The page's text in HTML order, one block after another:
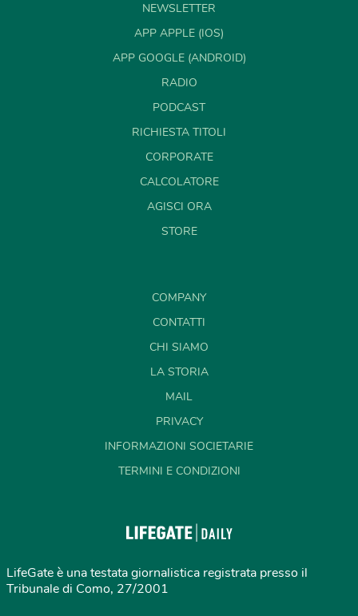
NEWSLETTER
APP APPLE (IOS)
APP GOOGLE (ANDROID)
RADIO
PODCAST
RICHIESTA TITOLI
CORPORATE
CALCOLATORE
AGISCI ORA
STORE
COMPANY
CONTATTI
CHI SIAMO
LA STORIA
MAIL
PRIVACY
INFORMAZIONI SOCIETARIE
TERMINI E CONDIZIONI
LifeGate è una testata giornalistica registrata presso il
Tribunale di Como, 27/2001